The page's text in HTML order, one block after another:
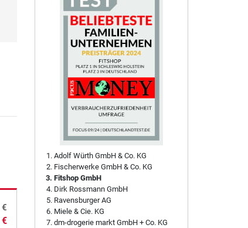
€
€
Adolf Würth GmbH & Co. KG
Fischerwerke GmbH & Co. KG
Fitshop GmbH
Dirk Rossmann GmbH
Ravensburger AG
Miele & Cie. KG
dm-drogerie markt GmbH + Co. KG